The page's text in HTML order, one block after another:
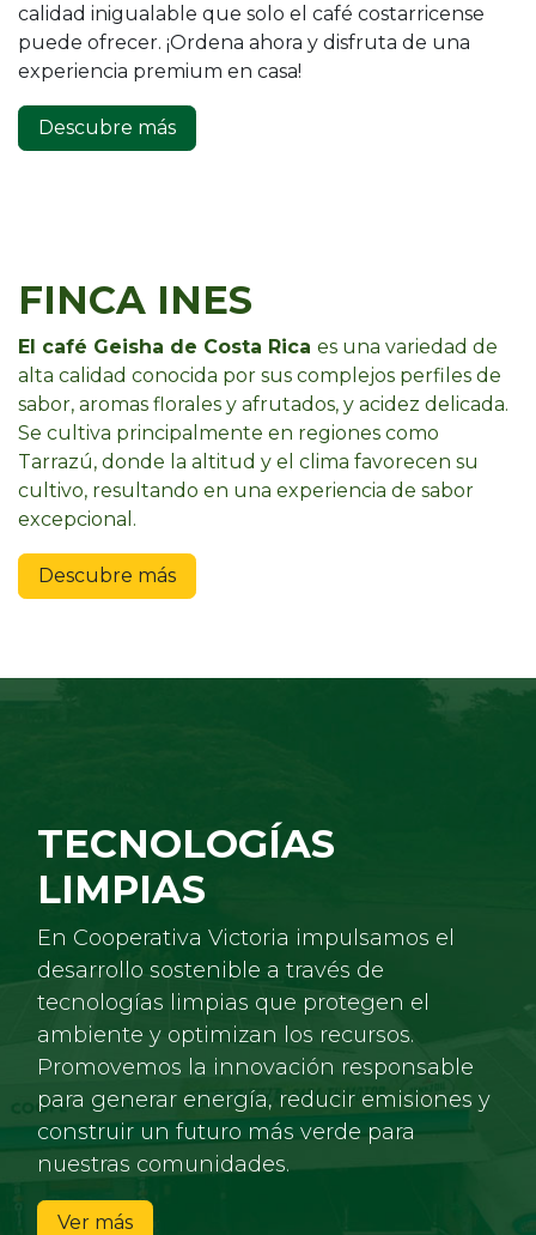
calidad inigualable que solo el café costarricense
puede ofrecer. ¡Ordena ahora y disfruta de una
experiencia premium en casa!
Descubre más
FINCA INES
El café Geisha de Costa Rica es una variedad de
alta calidad conocida por sus complejos perfiles de
sabor, aromas florales y afrutados, y acidez delicada.
Se cultiva principalmente en regiones como
Tarrazú, donde la altitud y el clima favorecen su
cultivo, resultando en una experiencia de sabor
excepcional.
Descubre más
TECNOLOGÍAS
LIMPIAS
En Cooperativa Victoria impulsamos el
desarrollo sostenible a través de
tecnologías limpias que protegen el
ambiente y optimizan los recursos.
Promovemos la innovación responsable
para generar energía, reducir emisiones y
construir un futuro más verde para
nuestras comunidades.
Ver más